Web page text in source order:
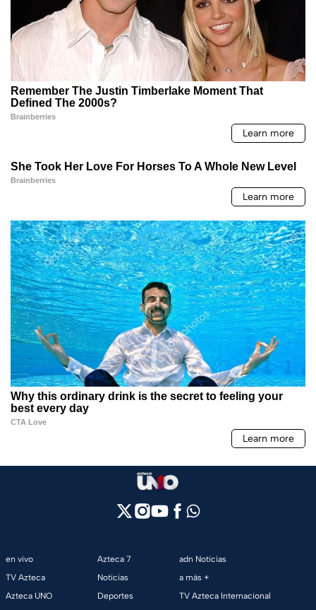
en vivo
TV Azteca
Azteca UNO
Azteca 7
Noticias
Deportes
adn Noticias
a más +
TV Azteca Internacional